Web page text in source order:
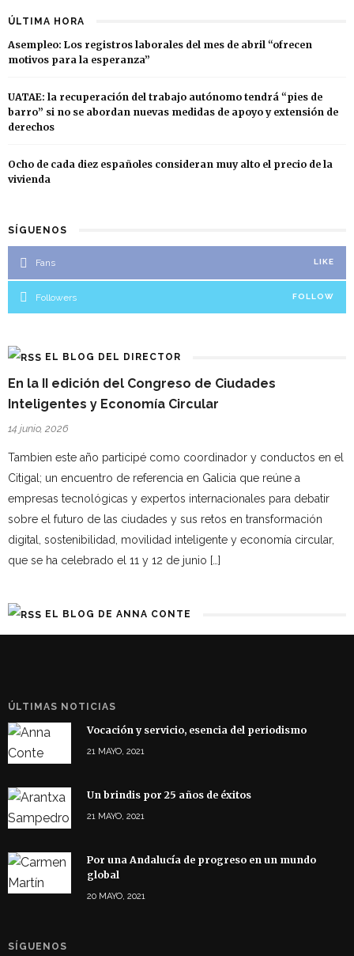
ÚLTIMA HORA
Asempleo: Los registros laborales del mes de abril “ofrecen
motivos para la esperanza”
UATAE: la recuperación del trabajo autónomo tendrá “pies de
barro” si no se abordan nuevas medidas de apoyo y extensión de
derechos
Ocho de cada diez españoles consideran muy alto el precio de la
vivienda
SÍGUENOS
Fans LIKE
Followers FOLLOW
EL BLOG DEL DIRECTOR
En la II edición del Congreso de Ciudades
Inteligentes y Economía Circular
14 junio, 2026
Tambien este año participé como coordinador y conductos en el
Citigal; un encuentro de referencia en Galicia que reúne a
empresas tecnológicas y expertos internacionales para debatir
sobre el futuro de las ciudades y sus retos en transformación
digital, sostenibilidad, movilidad inteligente y economía circular,
que se ha celebrado el 11 y 12 de junio […]
EL BLOG DE ANNA CONTE
ÚLTIMAS NOTICIAS
Vocación y servicio, esencia del periodismo
21 MAYO, 2021
Un brindis por 25 años de éxitos
21 MAYO, 2021
Por una Andalucía de progreso en un mundo
global
20 MAYO, 2021
SÍGUENOS